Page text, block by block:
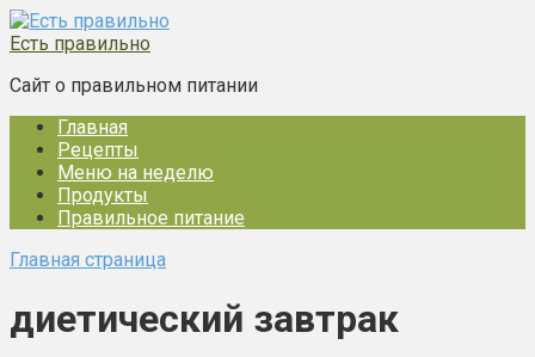
Перейти
к
Есть правильно
Сайт о правильном питании
Главная
Рецепты
Меню на неделю
Продукты
Правильное питание
Главная страница
диетический завтрак